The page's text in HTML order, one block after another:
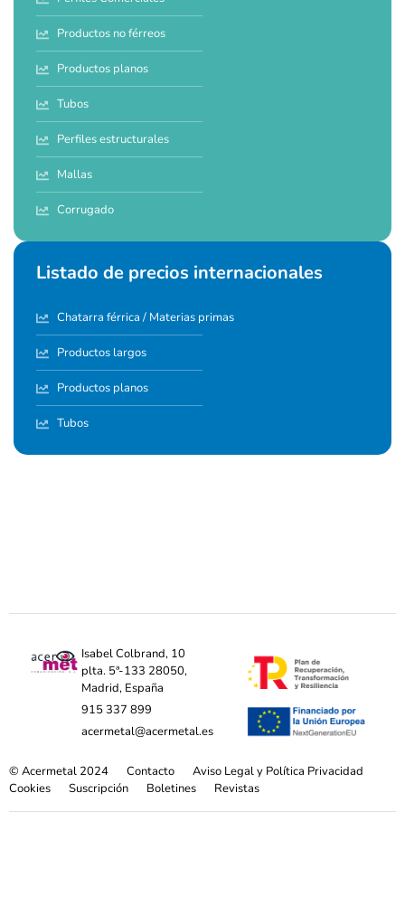
Productos no férreos
Productos planos
Tubos
Perfiles estructurales
Mallas
Corrugado
Listado de precios internacionales
Chatarra férrica / Materias primas
Productos largos
Productos planos
Tubos
Isabel Colbrand, 10
plta. 5ª-133 28050,
Madrid, España
915 337 899
acermetal@acermetal.es
© Acermetal 2024 Contacto
Aviso Legal y Política Privacidad
Cookies
Suscripción Boletines Revistas